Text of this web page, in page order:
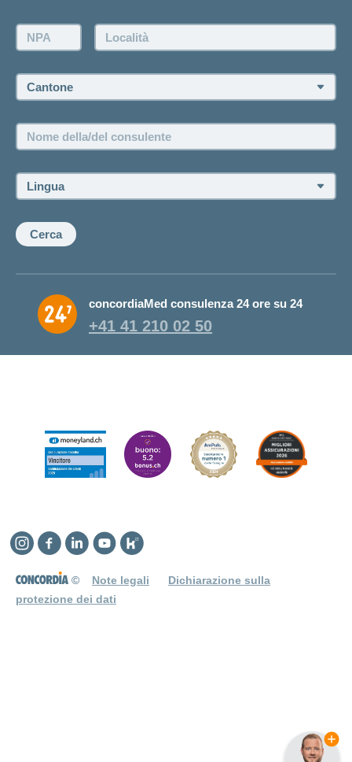
Farsi contattare telefonicamente dall'agenzia
Fissare un appuntamento
Offerte di lavoro e carriera
NPA: Località:
Cantone:
Nome
della/del
Lingua:
Cerca
concordiaMed consulenza 24 ore su 24
+41 41 210 02 50
© Note legali
Dichiarazione sulla
protezione dei dati
Instagram
Facebook
LinkedinYouTube
Kununu